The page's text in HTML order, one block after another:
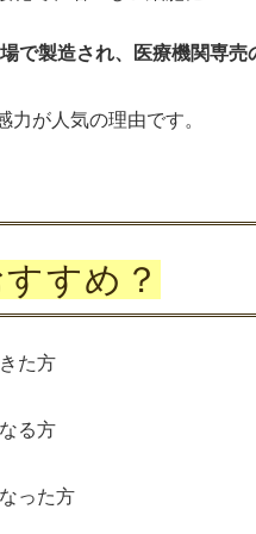
で製造され、医療機関専売
が人気の理由です。
すめ？
た方
る方
った方